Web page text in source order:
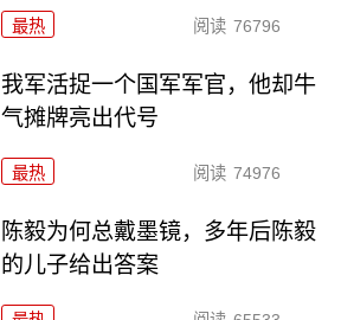
最热 阅读 76796
我军活捉一个国军军官，他却牛
气摊牌亮出代号
最热 阅读 74976
陈毅为何总戴墨镜，多年后陈毅
的儿子给出答案